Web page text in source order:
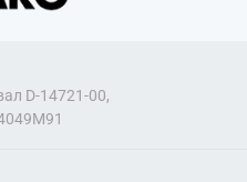
D-14721-00,